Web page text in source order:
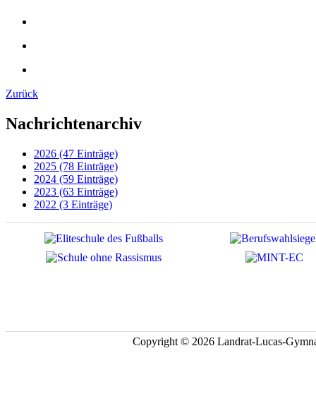
Zurück
Nachrichtenarchiv
2026 (47 Einträge)
2025 (78 Einträge)
2024 (59 Einträge)
2023 (63 Einträge)
2022 (3 Einträge)
Copyright © 2026 Landrat-Lucas-